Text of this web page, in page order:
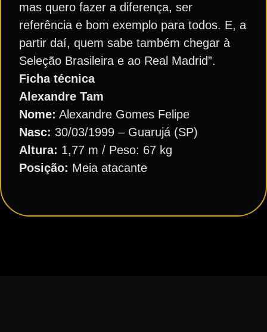
mas quero fazer a diferença, ser
referência e bom exemplo para todos. E, a
partir daí, quem sabe também chegar à
Seleção Brasileira e ao Real Madrid”.
Ficha técnica
Alexandre Tam
Nome: Alexandre Gomes Felipe
Nasc: 30/03/1999 – Guarujá (SP)
Altura: 1,77 m / Peso: 67 kg
Posição: Meia atacante